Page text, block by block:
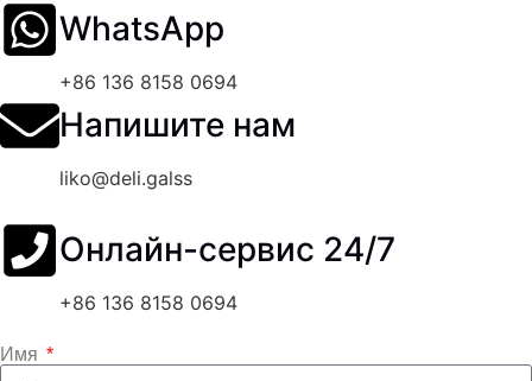
WhatsApp
+86 136 8158 0694
Напишите нам
liko@deli.galss
Онлайн-сервис 24/7
+86 136 8158 0694
Имя